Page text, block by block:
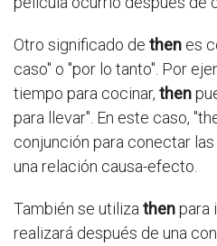
Otro significado de then es
caso" o "por lo tanto". Por
tiempo para cocinar, then
para llevar". En este caso,
conjunción para conectar
una relación causa-efecto.
También se utiliza thenpara
realizará después de una